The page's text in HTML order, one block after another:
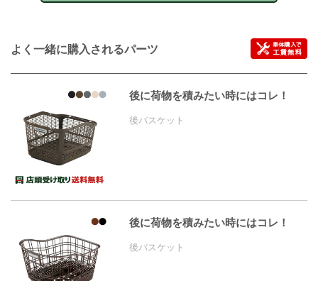
よく一緒に購入されるパーツ
後に荷物を積みたい時にはコレ！
後バスケット
後に荷物を積みたい時にはコレ！
後バスケット